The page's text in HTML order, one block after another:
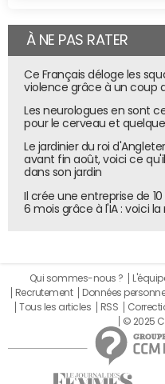
À NE PAS RATER
Ce Français déloge les
violence grâce à un coup
Les neurologues en sont
pour le cerveau et
Le jardinier du roi
avant fin août, voici ce
dans son jardin
Il crée une entreprise de
6 mois grâce à l'IA : voici
Qui sommes-nous ?
Recrutement
Données
Tous les articles
RSS
© 2025